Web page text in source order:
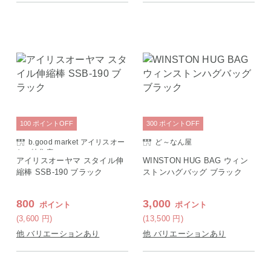
b.good market アイリスオー
ヤマ特集店
アイリスオーヤマ スタイル伸
縮棒 SSB-190 ブラック
800 ポイント
(3,600 円)
100 ポイント OFF
他 バリエーションあり
ど～なん屋
WINSTON HUG BAG ウィン
ストンハグバッグ ブラック
3,000 ポイント
(13,500 円 )
300 ポイント OFF
他 バリエーションあり